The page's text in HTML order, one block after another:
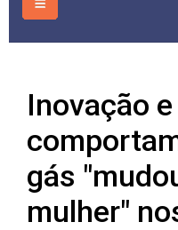
CONSULTORIA
ASSUNTOS
PUBLICAÇÕES
Inovação e
gás
mulher"